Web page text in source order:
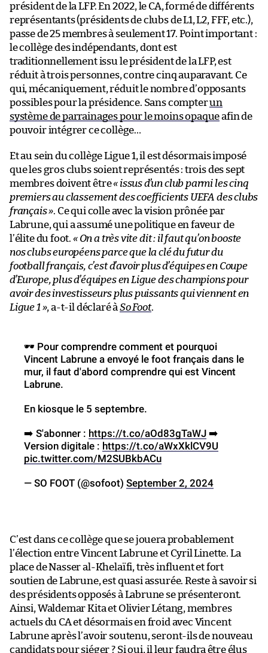
président de la LFP. En 2022, le CA, formé de différents
représentants (présidents de clubs de L1, L2, FFF, etc.),
passe de 25 membres à seulement 17. Point important :
le collège des indépendants, dont est
traditionnellement issu le président de la LFP, est
réduit à trois personnes, contre cinq auparavant. Ce
qui, mécaniquement, réduit le nombre d’opposants
possibles pour la présidence. Sans compterun
système de parrainages pour le moins opaqueafin de
pouvoir intégrer ce collège…
Et au sein du collège Ligue 1, il est désormais imposé
que les gros clubs soient représentés : trois des sept
membres doivent être« issus d’un club parmi les cinq
premiers au classement des coefficients UEFA des clubs
français ». Ce qui colle avec la vision prônée par
Labrune, qui a assumé une politique en faveur de
l’élite du foot. « On a très vite dit : il faut qu’on booste
nos clubs européens parce que la clé du futur du
football français, c’est d’avoir plus d’équipes en Coupe
d’Europe, plus d’équipes en Ligue des champions pour
avoir des investisseurs plus puissants qui viennent en
Ligue 1 », a-t-il déclaré à So Foot.
🕶️ Pour comprendre comment et pourquoi
Vincent Labrune a envoyé le foot français dans le
mur, il faut d'abord comprendre qui est Vincent
Labrune.
En kiosque le 5 septembre.
➡️ S'abonner : https://t.co/aOd83gTaWJ ➡️
Version digitale : https://t.co/aWxXklCV9U
pic.twitter.com/M2SUBkbACu
— SO FOOT (@sofoot) September 2, 2024
C’est dans ce collège que se jouera probablement
l’élection entre Vincent Labrune et Cyril Linette. La
place de Nasser al-Khelaïfi, très influent et fort
soutien de Labrune, est quasi assurée. Reste à savoir si
des présidents opposés à Labrune se présenteront.
Ainsi, Waldemar Kita et Olivier Létang, membres
actuels du CA et désormais en froid avec Vincent
Labrune après l’avoir soutenu, seront-ils de nouveau
candidats pour siéger ? Si oui, il leur faudra être élus